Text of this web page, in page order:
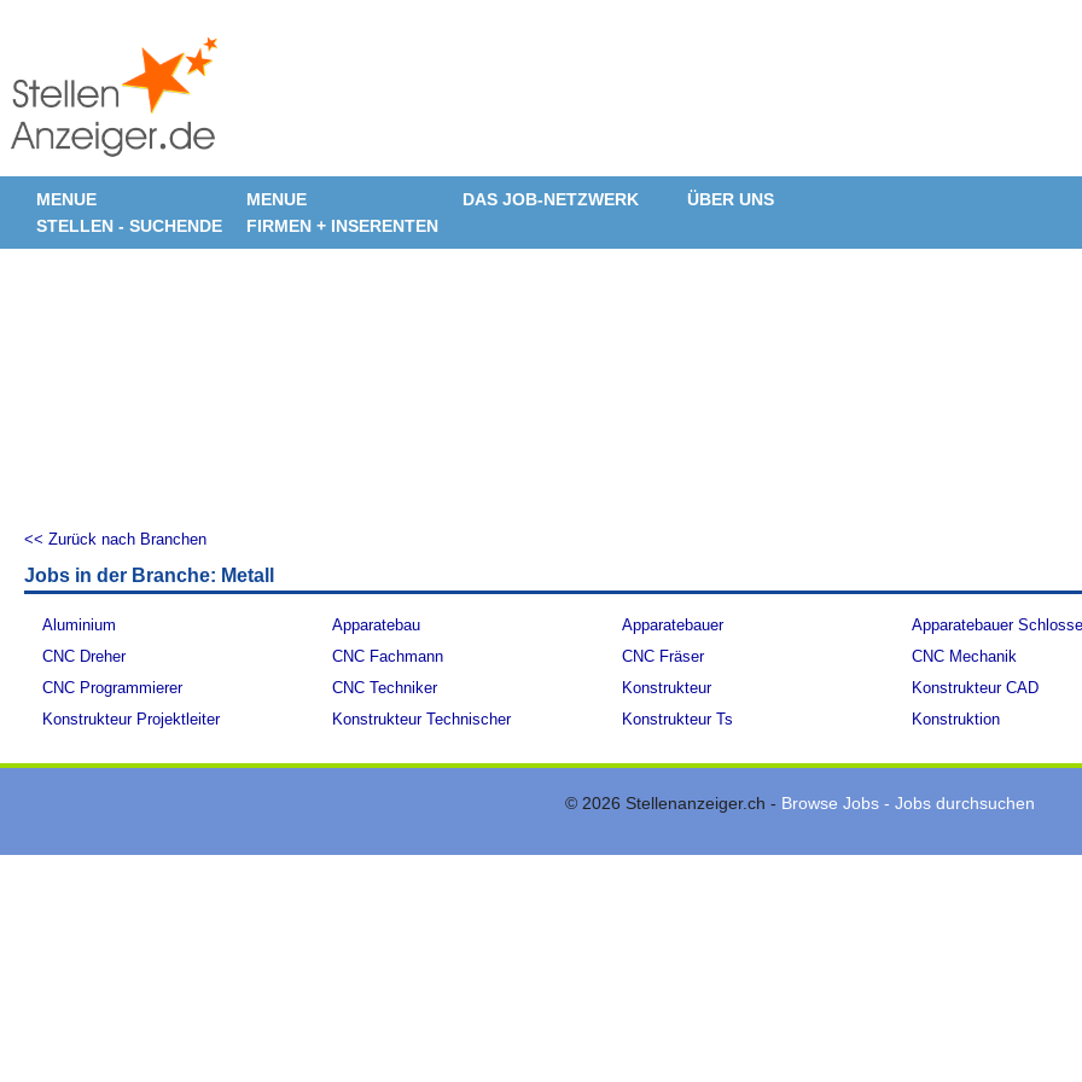
MENUE
STELLEN - SUCHENDE
MENUE
FIRMEN + INSERENTEN
DAS JOB-NETZWERK ÜBER UNS
<< Zurück nach Branchen
Jobs in der Branche: Metall
Aluminium Apparatebau Apparatebauer
Apparatebauer
CNC Dreher
CNC Fachmann CNC Fräser
CNC Mechanik
CNC Programmierer
CNC Techniker Konstrukteur
Konstrukteur CAD
Konstrukteur Projektleiter
Konstrukteur Technischer Konstrukteur Ts Konstruktion
© 2026 Stellenanzeiger.ch - Browse Jobs - Jobs durchsuchen